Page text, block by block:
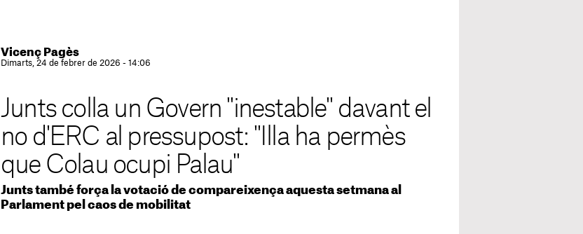
Vicenç Pagès
Dimarts, 24 de febrer de 2026 - 14:06
Junts colla un Govern "inestable" davant el
no d'ERC al pressupost: "Illa ha permès
que Colau ocupi Palau"
Junts també força la votació de compareixença aquesta setmana al
Parlament pel caos de mobilitat